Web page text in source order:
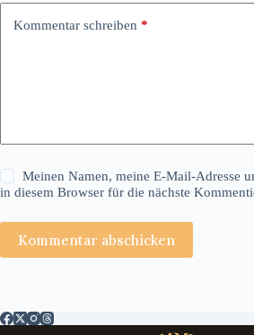
Kommentar schreiben *
Meinen Namen, meine E-Mail-Adresse
in diesem Browser für die nächste
Kommentar abschicken